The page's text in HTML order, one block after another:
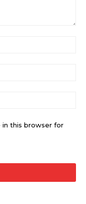
in this browser for